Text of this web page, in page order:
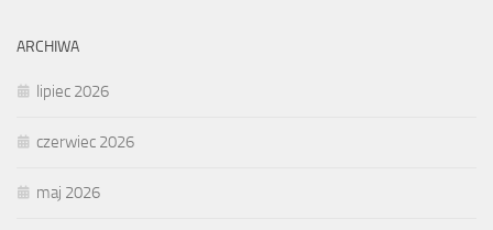
ARCHIWA
lipiec 2026
czerwiec 2026
maj 2026